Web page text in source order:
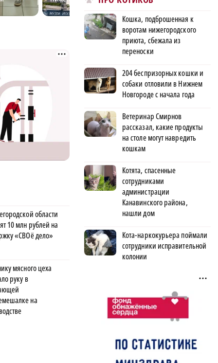
области
10 млн рублей на
«СВОё дело»
мясного цеха
руку в
на
Кошка, подброшенная к
воротам нижегородского
приюта, сбежала из
переноски
204 беспризорных кошки и
собаки отловили в Нижнем
Новгороде с начала года
Ветеринар Смирнов
рассказал, какие продукты
на столе могут навредить
кошкам
Котята, спасенные
сотрудниками
администрации
Канавинского района,
нашли дом
Кота-наркокурьера поймали
сотрудники исправительной
колонии